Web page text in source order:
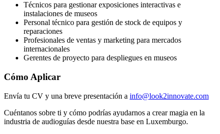
Técnicos para gestionar exposiciones interactivas e
instalaciones de museos
Personal técnico para gestión de stock de equipos y
reparaciones
Profesionales de ventas y marketing para mercados
internacionales
Gerentes de proyecto para despliegues en museos
Cómo Aplicar
Envía tu CV y una breve presentación a info@look2innovate.com
Cuéntanos sobre ti y cómo podrías ayudarnos a crear magia en la
industria de audioguías desde nuestra base en Luxemburgo.